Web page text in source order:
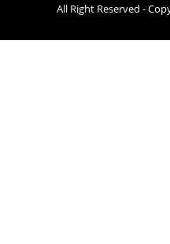
All Right Reserved -